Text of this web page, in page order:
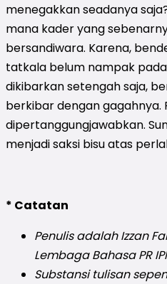
menegakkan seadanya
mana kader yang
bersandiwara. Karena,
tatkala belum nampak
dikibarkan setengah saja,
berkibar dengan gagahnya.
dipertanggungjawabkan.
menjadi saksi bisu atas
* Catatan
Penulis adalah Izzan
Lembaga Bahasa PR
Substansi tulisan